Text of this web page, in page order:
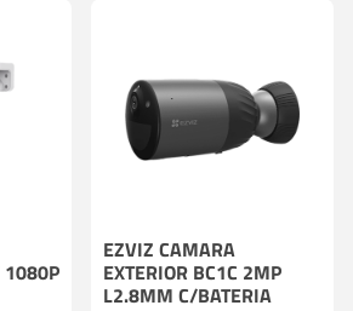
1080P
EZVIZ CAMARA
EXTERIOR BC1C 2MP
L2.8MM C/BATERIA